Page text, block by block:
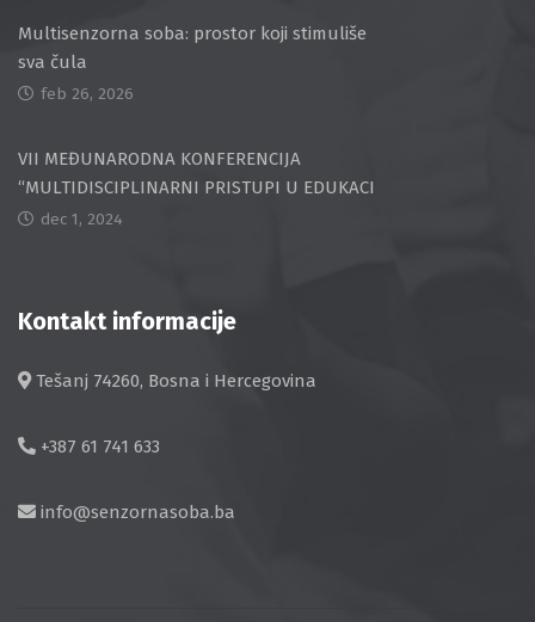
Multisenzorna soba: prostor koji stimuliše
sva čula
feb 26, 2026
VII MEĐUNARODNA KONFERENCIJA
“MULTIDISCIPLINARNI PRISTUPI U EDUKACI
dec 1, 2024
Kontakt informacije
Tešanj 74260, Bosna i Hercegovina
+387 61 741 633
info@senzornasoba.ba